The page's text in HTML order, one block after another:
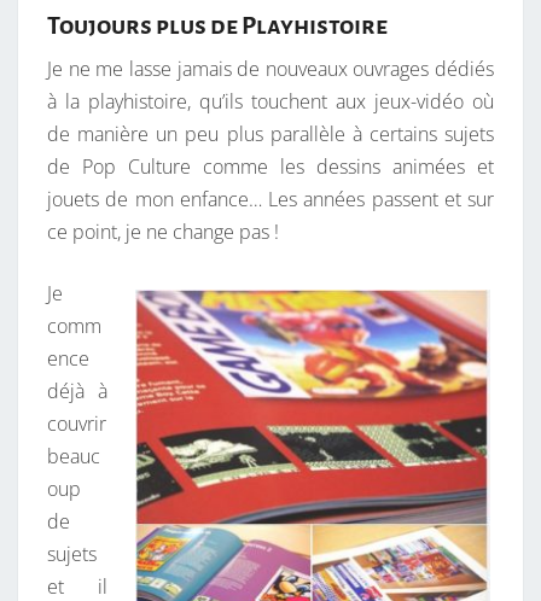
Toujours plus de Playhistoire
Je ne me lasse jamais de nouveaux ouvrages dédiés
à la playhistoire, qu’ils touchent aux jeux-vidéo où
de manière un peu plus parallèle à certains sujets
de Pop Culture comme les dessins animées et
jouets de mon enfance… Les années passent et sur
ce point, je ne change pas !
Je
comm
ence
déjà à
couvrir
beauc
oup
de
sujets
et il